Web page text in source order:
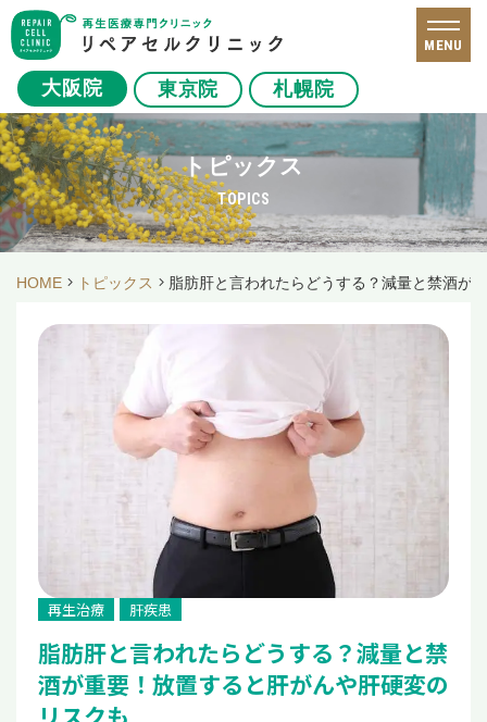
大阪院 東京院 札幌院
MENU
トピックス
TOPICS
HOME トピックス 脂肪肝と言われたらどうする？減量と禁酒が
再生治療 肝疾患
脂肪肝と言われたらどうする？減量と禁
酒が重要！放置すると肝がんや肝硬変の
リスクも